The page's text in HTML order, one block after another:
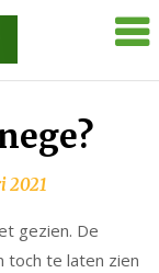
Manege
2021
gezien. De
toch te laten zien